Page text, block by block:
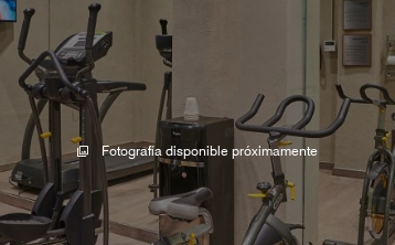
Fotografía disponible próximamente